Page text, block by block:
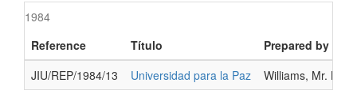
1984
Reference
Título
Prepared by
JIU/REP/1984/13
Universidad para la Paz Williams, Mr.